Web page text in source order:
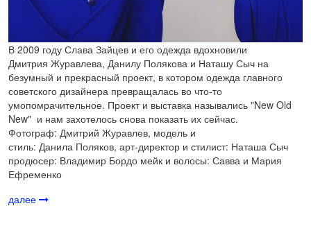
В 2009 году Слава Зайцев и его одежда вдохновили
Дмитрия Журавлева, Данилу Полякова и Наташу Сыч на
безумный и прекрасный проект, в котором одежда главного
советского дизайнера превращалась во что-то
умопомрачительное. Проект и выставка назывались "New Old
New" и нам захотелось снова показать их сейчас.
Фотограф: Дмитрий Журавлев, модель и
стиль: Данила Поляков, арт-директор и стилист: Наташа Сыч
продюсер: Владимир Бордо мейк и волосы: Савва и Мария
Ефременко
далее